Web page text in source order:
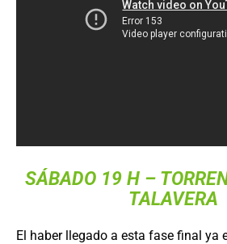
SÁBADO 19 H –
TALAVERA
El haber llegado a esta fase final ya